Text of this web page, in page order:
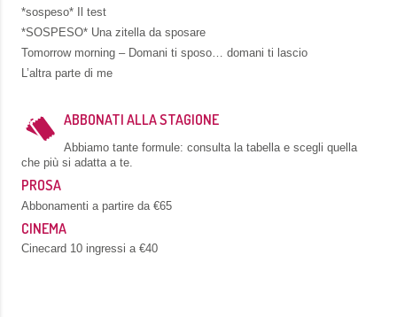
*sospeso* Il test
*SOSPESO* Una zitella da sposare
Tomorrow morning – Domani ti sposo… domani ti lascio
L’altra parte di me
ABBONATI ALLA STAGIONE
Abbiamo tante formule: consulta la tabella e scegli quella
che più si adatta a te.
PROSA
Abbonamenti a partire da €65
CINEMA
Cinecard 10 ingressi a €40